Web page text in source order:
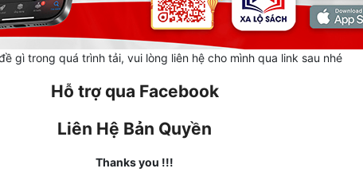
gì trong quá trình tải, vui lòng liên hệ cho mình qua link sau nhé
Hỗ trợ qua Facebook
Liên Hệ Bản Quyền
Thanks you !!!